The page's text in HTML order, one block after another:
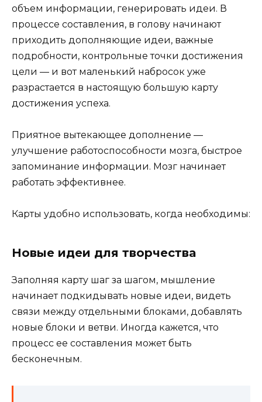
объем информации, генерировать идеи. В
процессе составления, в голову начинают
приходить дополняющие идеи, важные
подробности, контрольные точки достижения
цели — и вот маленький набросок уже
разрастается в настоящую большую карту
достижения успеха.
Приятное вытекающее дополнение —
улучшение работоспособности мозга, быстрое
запоминание информации. Мозг начинает
работать эффективнее.
Карты удобно использовать, когда необходимы:
Новые идеи для творчества
Заполняя карту шаг за шагом, мышление
начинает подкидывать новые идеи, видеть
связи между отдельными блоками, добавлять
новые блоки и ветви. Иногда кажется, что
процесс ее составления может быть
бесконечным.